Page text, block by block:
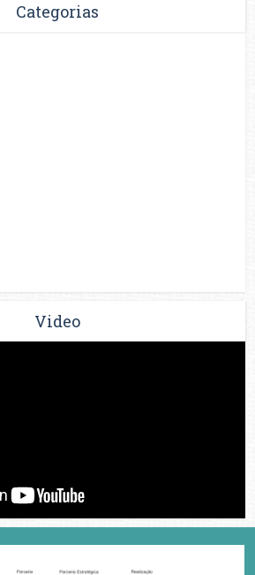
Categorias
Video